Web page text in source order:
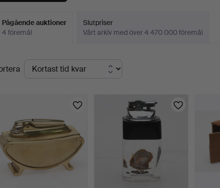
Pågående auktioner
4 föremål
Slutpriser
Vårt arkiv med över 4 470 000 föremål